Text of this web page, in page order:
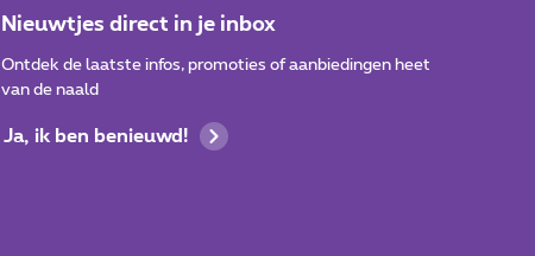
Nieuwtjes direct in je inbox
Ontdek de laatste infos, promoties of aanbiedingen heet
van de naald
Ja, ik ben benieuwd!